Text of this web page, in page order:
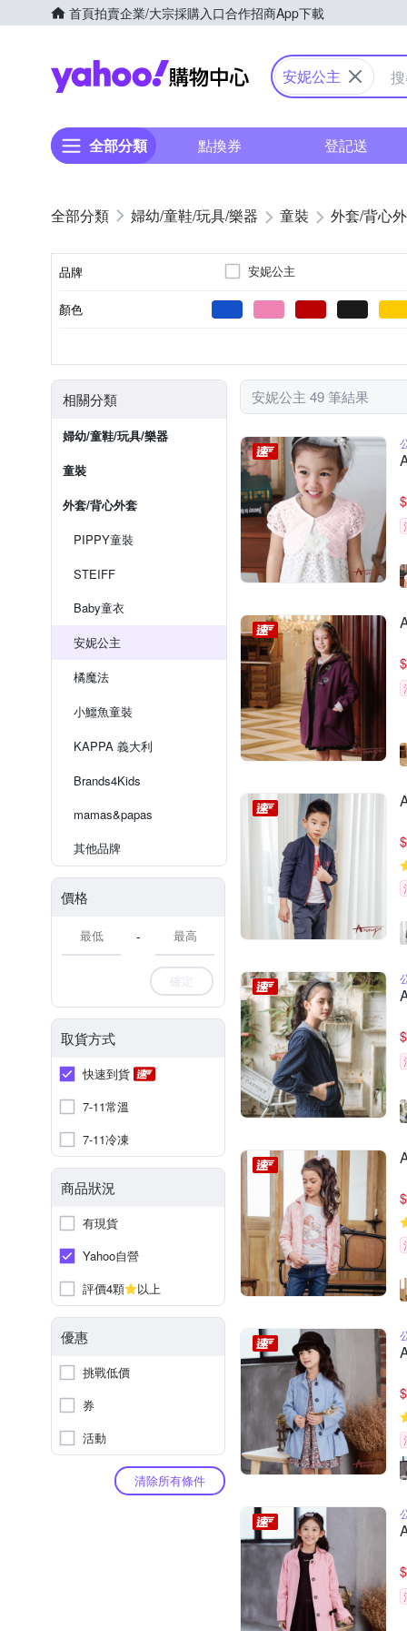
首頁拍賣企業/大宗採購入口合作招商App下載
Yahoo購物中心
安妮公主
全部分類 點換券 登記送
婦幼/童鞋/玩具/樂器 童裝 外套/背心
品牌 安妮公主
顏色
相關分類
婦幼/童鞋/玩具/樂器
童裝
外套/背心外套
PIPPY童裝
STEIFF
Baby童衣
安妮公主
橘魔法
小鱷魚童裝
KAPPA 義大利
Brands4Kids
mamas&papas
其他品牌
價格
-
確定
取貨方式
快速到貨
7-11常溫
7-11冷凍
商品狀況
有現貨
Yahoo自營
評價4顆
以上
優惠
挑戰低價
券
活動
清除所有條件
安妮公主 49 筆結果
$
$
$
$
$
$
$